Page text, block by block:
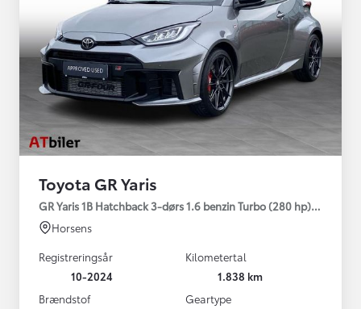
Toyota GR Yaris
GR Yaris 1B Hatchback 3-dørs 1.6 benzin Turbo (280 hp) Aut.
Horsens
Registreringsår
10-2024
Kilometertal
1.838 km
Brændstof
Geartype